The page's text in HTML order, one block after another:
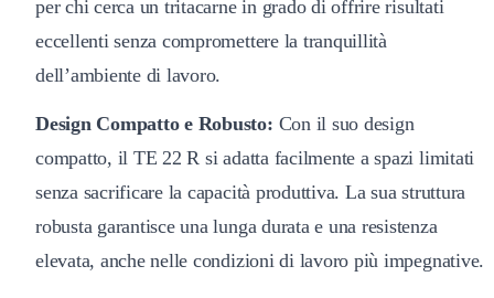
per chi cerca un tritacarne in grado di offrire risultati
eccellenti senza compromettere la tranquillità
dell’ambiente di lavoro.
Design Compatto e Robusto: Con il suo design
compatto, il TE 22 R si adatta facilmente a spazi limitati
senza sacrificare la capacità produttiva. La sua struttura
robusta garantisce una lunga durata e una resistenza
elevata, anche nelle condizioni di lavoro più impegnative.